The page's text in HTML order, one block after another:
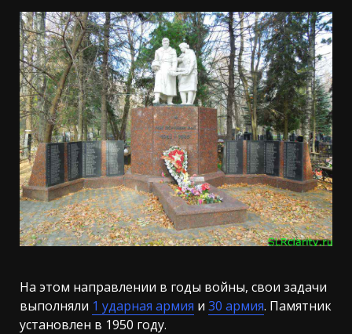
На этом направлении в годы войны, свои задачи
выполняли 1 ударная армия и 30 армия. Памятник
установлен в 1950 году.